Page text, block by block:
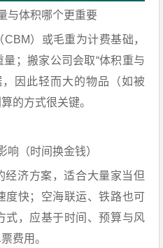
与体积哪个更重要
）或毛重为计费基础，
；搬家公司会取“体积重与
因此轻而大的物品（如被
的方式很关键。
响（时间换金钱）
经济方案，适合大量家当但
度快；空海联运、铁路也可
式，应基于时间、预算与风
费用。